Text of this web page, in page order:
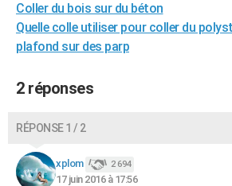
Destinations
City break
Voyage nature
Voyage de noces
Forum
Climat
+PHOTO
GUIDES D'ACHAT
BONS PLANS
Dictionnaire
Biographies
Citations
Expressions
Proverbes
PROGRAMME TV
Coller du bois sur du béton
Quelle colle utiliser pour coller du
plafond sur des parp
2 réponses
RÉPONSE 1 / 2
xplom 2 694
17 juin 2016 à 17:56